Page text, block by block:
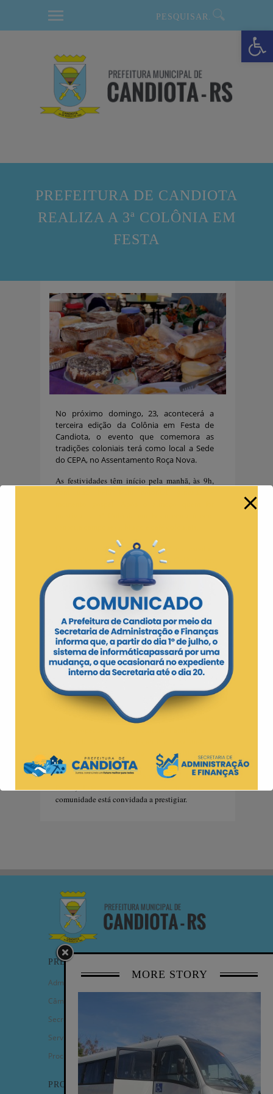
Barra de Ferramentas Aberta
PREFEITURA DE CANDIOTA
REALIZA A 3ª COLÔNIA EM
FESTA
No próximo domingo, 23, acontecerá a
terceira edição da Colônia em Festa de
Candiota, o evento que comemora as
tradições coloniais terá como local a Sede
do CEPA, no Assentamento Roça Nova.
As festividades têm início pela manhã, às 9h,
Durante a noite acontecerá o desfile e escolha
da Rainha e das Princesas da 3ª Colônia em
Festa, concurso que tem como objetivo
promover a integração da zona rural e urbana. O
encerramento das festividades contará com uma
domingueira com a Banda Estilo dando início
ao baile e a Banda Recanto para finalizar a
noite.
No dia também será feita a entrega das
premiações dos Jogos de futsal da Colônia que
acontecem durante a semana, entre os dias 17 e
22 de julho, no Ginásio da Escola Santa Izabel.
A 3ª Colônia em Festa é um evento realizado
pela Prefeitura de Candiota, junto a a Secretária
conta com a apoio da Emater, BioNatur,
Instituto Padre Josimo e COPTEC e com o
patrocínio das empresas Starmaq, SSM, Isla, Star
Power, Esfera e o Banco Sicredi. Toda a
comunidade está convidada a prestigiar.
MORE STORY
PREFEITURA
Administração Municipal
Câmara de Vereadores
Secretarias
Serviços
Procuradoria Geral
PROGRAMAS